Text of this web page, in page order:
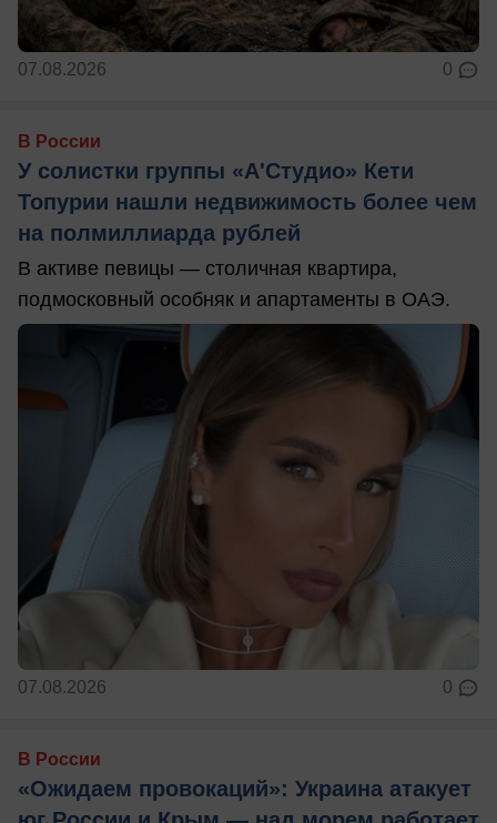
07.08.2026 0
В России
У солистки группы «А'Студио» Кети
Топурии нашли недвижимость более чем
на полмиллиарда рублей
В активе певицы — столичная квартира,
подмосковный особняк и апартаменты в ОАЭ.
07.08.2026 0
В России
«Ожидаем провокаций»: Украина атакует